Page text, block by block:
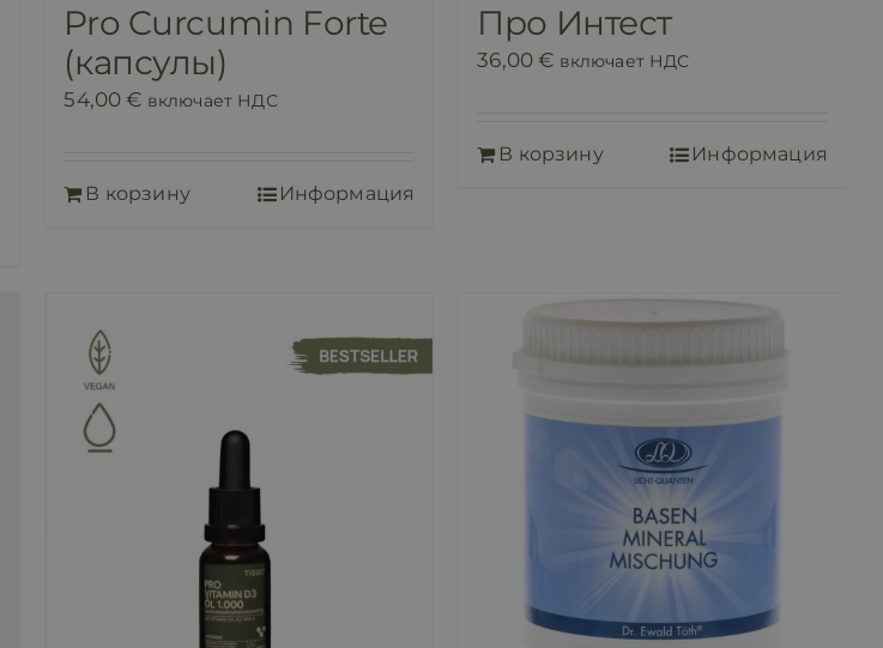
Pro Curcumin Forte
(капсулы)
54,00€ включает НДС
В корзину Информация
Про Интест
36,00€ включает НДС
В корзину Информация